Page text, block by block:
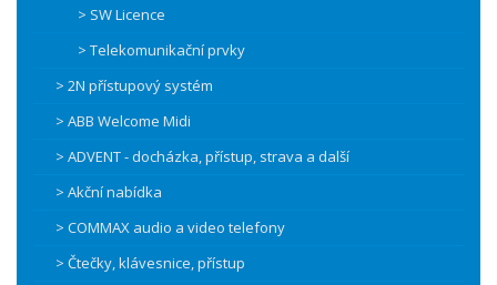
> SW Licence
> Telekomunikační prvky
> 2N přístupový systém
> ABB Welcome Midi
> ADVENT - docházka, přístup, strava a další
> Akční nabídka
> COMMAX audio a video telefony
> Čtečky, klávesnice, přístup